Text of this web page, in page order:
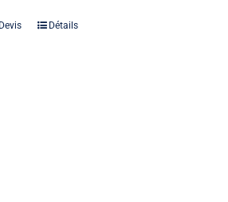
Détails